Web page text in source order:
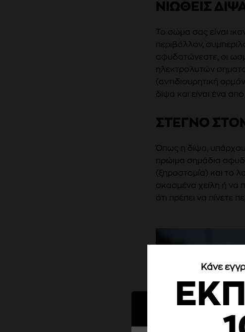
ΝΙΩΘΕΙΣ
Το σώμα σας είναι
περιβάλλον,
αφυδατώνεστε, οι
ηλεκτρολυτών
(αντιδιουρητική
δίψα και είναι ένα
ΣΤΕΓΝΟ
Όπως η δίψα,
πρώιμα σημάδια
(ξηροστομία) και το
σκασμένα χείλη ή να
ότι πρέπει να πίνετε
Κάνε